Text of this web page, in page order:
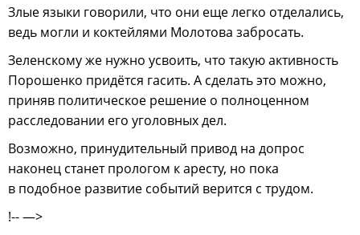
Злые языки говорили, что они еще легко отделались,
ведь могли и коктейлями Молотова забросать.
Зеленскому же нужно усвоить, что такую активность
Порошенко придётся гасить. А сделать это можно,
приняв политическое решение о полноценном
расследовании его уголовных дел.
Возможно, принудительный привод на допрос
наконец станет прологом к аресту, но пока
в подобное развитие событий верится с трудом.
!-- —>